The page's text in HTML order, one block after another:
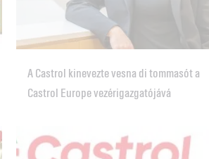
A Castrol kinevezte vesna di tommasót a
Castrol Europe vezérigazgatójává